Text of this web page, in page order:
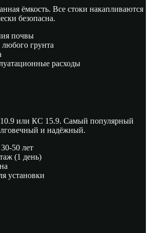
ёмкость. Все стоки накапливаются
безопасна.
почвы
грунта
расходы
или КС 15.9. Самый популярный
и надёжный.
50 лет
(1 день)
установки